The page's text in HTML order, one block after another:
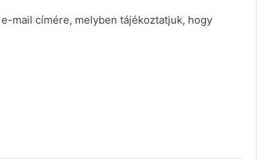
mail címére, melyben tájékoztatjuk, hogy